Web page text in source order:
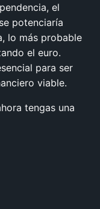
el
potenciaría
lo más probable
el euro.
para ser
viable.
tengas una